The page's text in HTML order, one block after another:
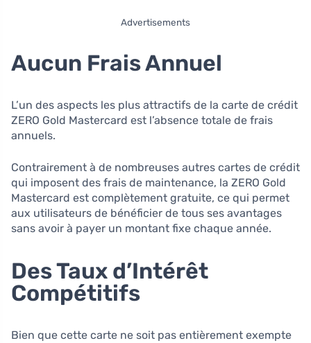
Advertisements
Aucun Frais Annuel
L’un des aspects les plus attractifs de la carte de crédit
ZERO Gold Mastercard est l’absence totale de frais
annuels.
Contrairement à de nombreuses autres cartes de crédit
qui imposent des frais de maintenance, la ZERO Gold
Mastercard est complètement gratuite, ce qui permet
aux utilisateurs de bénéficier de tous ses avantages
sans avoir à payer un montant fixe chaque année.
Des Taux d’Intérêt
Compétitifs
Bien que cette carte ne soit pas entièrement exempte